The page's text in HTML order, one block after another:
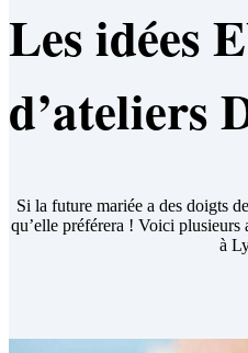
Les idées
d’ateliers
Si la future mariée a des doigts
qu’elle préférera ! Voici
à